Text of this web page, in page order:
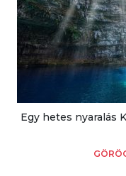
Egy hetes nyaralás